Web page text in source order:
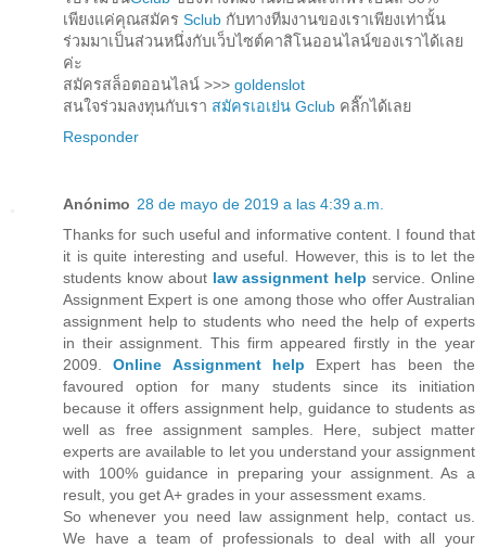
เพียงแค่คุณสมัคร Sclub กับทางทีมงานของเราเพียงเท่านั้น
ร่วมมาเป็นส่วนหนึ่งกับเว็บไซต์คาสิโนออนไลน์ของเราได้เลย
ค่ะ
สมัครสล็อตออนไลน์ >>> goldenslot
สนใจร่วมลงทุนกับเรา สมัครเอเย่น Gclub คลิ๊กได้เลย
Responder
Anónimo 28 de mayo de 2019 a las 4:39 a.m.
Thanks for such useful and informative content. I found that
it is quite interesting and useful. However, this is to let the
students know about law assignment help service. Online
Assignment Expert is one among those who offer Australian
assignment help to students who need the help of experts
in their assignment. This firm appeared firstly in the year
2009.Online Assignment help Expert has been the
favoured option for many students since its initiation
because it offers assignment help, guidance to students as
well as free assignment samples. Here, subject matter
experts are available to let you understand your assignment
with 100% guidance in preparing your assignment. As a
result, you get A+ grades in your assessment exams.
So whenever you need law assignment help, contact us.
We have a team of professionals to deal with all your